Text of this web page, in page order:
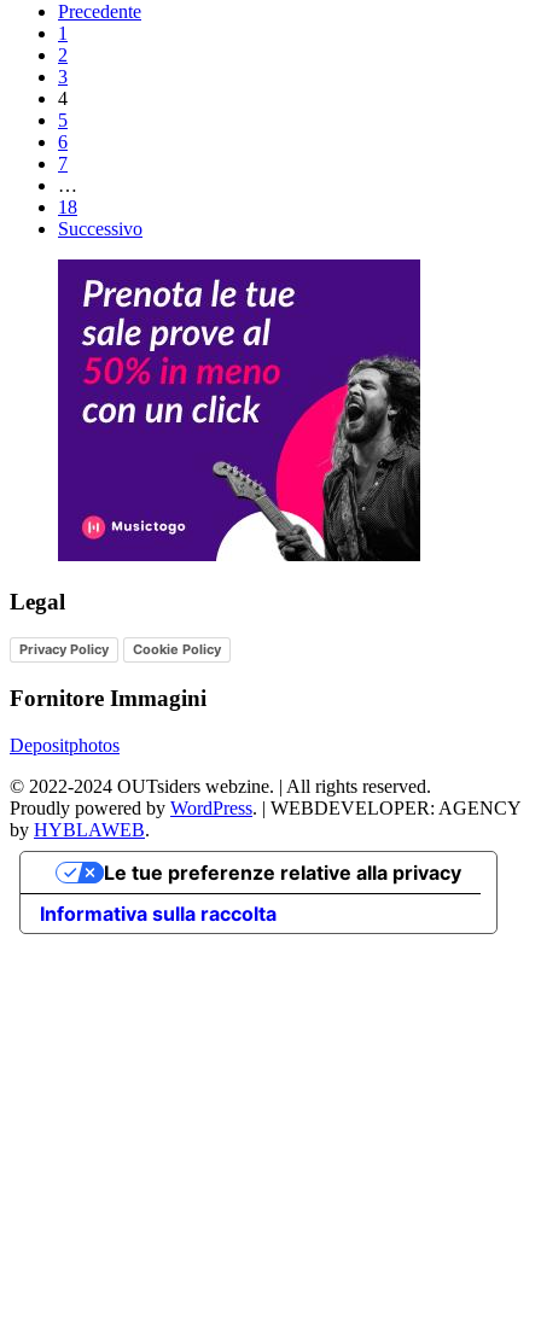
Precedente
1
2
3
4
5
6
7
…
18
Successivo
Legal
Privacy Policy Cookie Policy
Fornitore Immagini
Depositphotos
© 2022-2024 OUTsiders webzine. | All rights reserved.
Proudly powered by WordPress. | WEBDEVELOPER: AGENCY
by HYBLAWEB.
Informativa sulla raccolta
Le tue preferenze relative alla privacy